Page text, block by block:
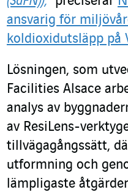
ansvarig för
koldioxidutsläpp på
Lösningen, som
Facilities Alsace
analys av
av ResiLens-
tillvägagångssätt,
utformning och
lämpligaste